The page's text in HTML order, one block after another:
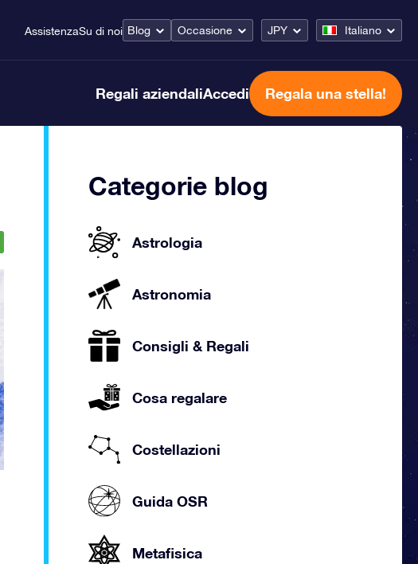
AssistenzaSu di noi Blog Occasione JPY Italiano
Regali aziendaliAccedi Regala una stella!
Categorie blog
Astrologia
Astronomia
Consigli & Regali
Cosa regalare
Costellazioni
Guida OSR
Metafisica